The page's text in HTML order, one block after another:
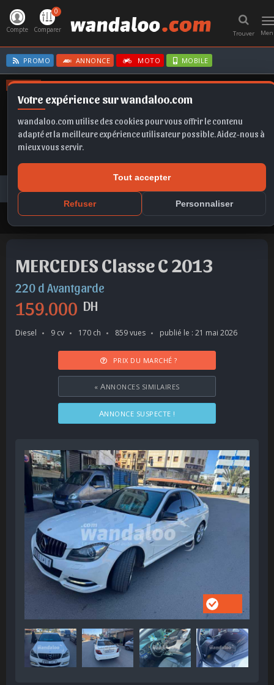
Votre expérience sur wandaloo.com
wandaloo.com utilise des cookies pour vous offrir le contenu
adapté et la meilleure expérience utilisateur possible. Aidez-nous à
mieux vous servir.
Tout accepter
Refuser Personnaliser
Trouver
Compte
0
Comparer
PROMO ANNONCE MOTO MOBILE
OFFRES
FRONTERA EV CLIO E-TECH KAMIQ FORMENTOR
Toutes les annonces
Classe C
MERCEDES Classe C 2013 Diesel Occasion Casablanca Maroc
MERCEDES Classe C 2013
220 d Avantgarde
159.000 DH
Diesel 9 cv 170 ch 859 vues publié le : 21 mai 2026
PRIX DU MARCHÉ ?
« ANNONCES SIMILAIRES
ANNONCE SUSPECTE !